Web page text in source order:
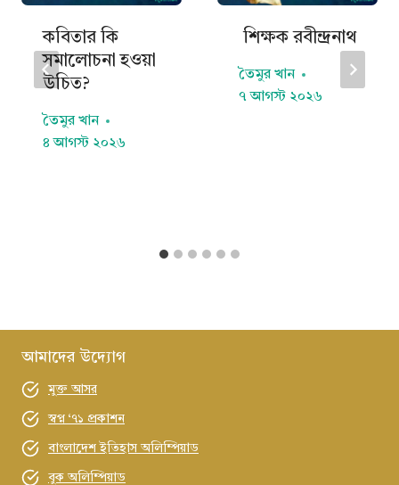
কবিতার কি
সমালোচনা হওয়া
উচিত?
তৈমুর খান
৪ আগস্ট ২০২৬
শিক্ষক রবীন্দ্রনাথ
তৈমুর খান
৭ আগস্ট ২০২৬
আমাদের উদ্যোগ
মুক্ত আসর
স্বপ্ন ‘৭১ প্রকাশন
বাংলাদেশ ইতিহাস অলিম্পিয়াড
বুক অলিম্পিয়াড